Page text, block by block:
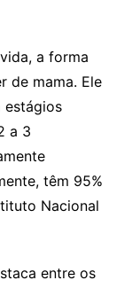
a forma
de mama. Ele
estágios
a 3
têm 95%
Nacional
entre os